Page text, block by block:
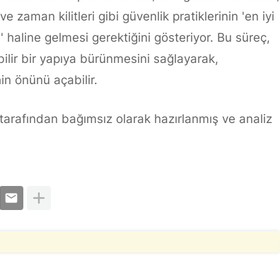
zaman kilitleri gibi güvenlik pratiklerinin 'en iyi
haline gelmesi gerektiğini gösteriyor. Bu süreç,
bir yapıya bürünmesini sağlayarak,
önünü açabilir.
bağımsız olarak hazırlanmış ve analiz